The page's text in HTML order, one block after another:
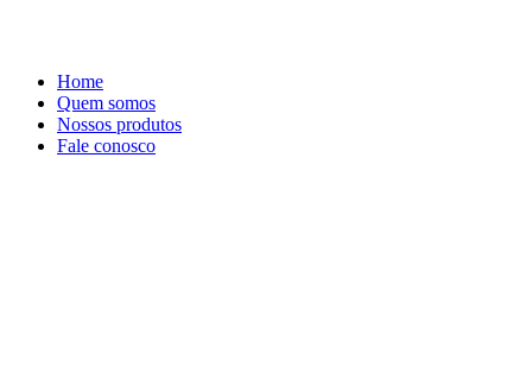
Home
Quem somos
Nossos produtos
Fale conosco